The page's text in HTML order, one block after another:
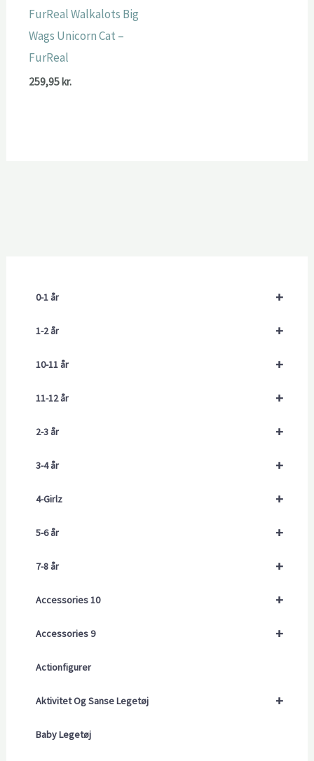
+
0-1 år
+
1-2 år
+
10-11 år
+
11-12 år
+
2-3 år
+
3-4 år
+
4-Girlz
+
5-6 år
+
7-8 år
+
Accessories 10
+
Accessories 9
Actionfigurer
+
Aktivitet Og Sanse Legetøj
Baby Legetøj
FurReal Walkalots Big
Wags Unicorn Cat –
FurReal
259,95kr.